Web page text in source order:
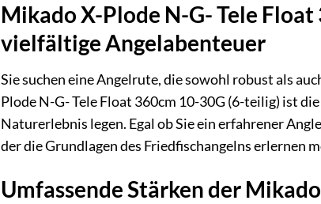
Mikado X-Plode N-G- Tele
vielfältige Angelabenteuer
Sie suchen eine Angelrute, die sowohl robust als
Plode N-G- Tele Float 360cm 10-30G (6-teilig) ist
Naturerlebnis legen. Egal ob Sie ein erfahrener
der die Grundlagen des Friedfischangelns erlernen
Umfassende Stärken der